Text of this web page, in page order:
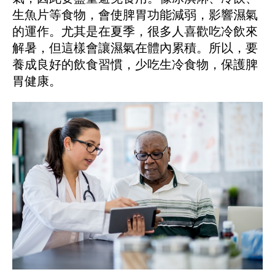
生魚片等食物，會使脾胃功能減弱，影響濕氣
的運作。尤其是在夏季，很多人喜歡吃冷飲來
解暑，但這樣會讓濕氣在體內累積。所以，要
養成良好的飲食習慣，少吃生冷食物，保護脾
胃健康。